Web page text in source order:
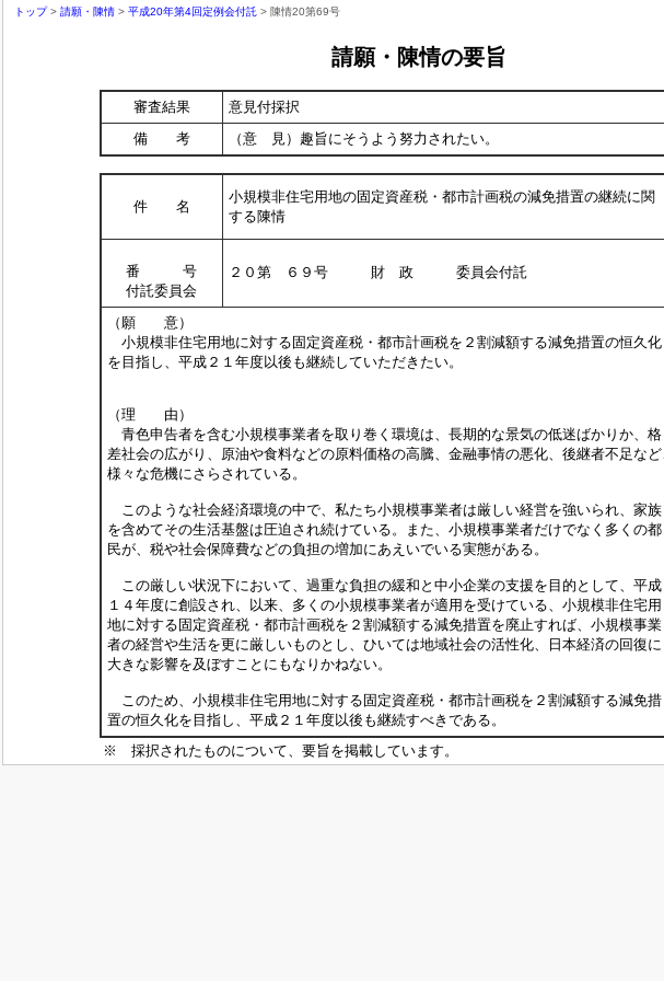
トップ> 請願・陳情 > 平成20年第4回定例会付託 > 陳情20第69号
請願・陳情の要旨
審査結果
意見付採択
備 考
（意 見）趣旨にそうよう努力されたい。
件 名
小規模非住宅用地の固定資産税・都市計画税の減免措置の継続に関
する陳情
番 号
付託委員会
２０第 ６９号 財 政 委員会付託
（願 意）
小規模非住宅用地に対する固定資産税・都市計画税を２割減額する減免措置の恒久化
を目指し、平成２１年度以後も継続していただきたい。
（理 由）
青色申告者を含む小規模事業者を取り巻く環境は、長期的な景気の低迷ばかりか、格
差社会の広がり、原油や食料などの原料価格の高騰、金融事情の悪化、後継者不足など
様々な危機にさらされている。
このような社会経済環境の中で、私たち小規模事業者は厳しい経営を強いられ、家族
を含めてその生活基盤は圧迫され続けている。また、小規模事業者だけでなく多くの都
民が、税や社会保障費などの負担の増加にあえいでいる実態がある。
この厳しい状況下において、過重な負担の緩和と中小企業の支援を目的として、平成
１４年度に創設され、以来、多くの小規模事業者が適用を受けている、小規模非住宅用
地に対する固定資産税・都市計画税を２割減額する減免措置を廃止すれば、小規模事業
者の経営や生活を更に厳しいものとし、ひいては地域社会の活性化、日本経済の回復に
大きな影響を及ぼすことにもなりかねない。
このため、小規模非住宅用地に対する固定資産税・都市計画税を２割減額する減免措
置の恒久化を目指し、平成２１年度以後も継続すべきである。
※ 採択されたものについて、要旨を掲載しています。